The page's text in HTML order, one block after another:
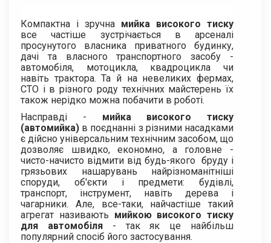
Компактна і зручна мийка високого тиску
все частіше зустрічається в арсеналі
просунутого власника приватного будинку,
дачі та власного транспортного засобу -
автомобіля, мотоцикла, квадроцикла чи
навіть трактора. Та й на невеликих фермах,
СТО і в різного роду технічних майстерень їх
також нерідко можна побачити в роботі.
Насправді - мийка високого тиску
(автомийка) в поєднанні з різними насадками
є дійсно універсальним технічним засобом, що
дозволяє швидко, економно, а головне -
чисто-начисто відмити від будь-якого бруду і
грязьових нашарувань найрізноманітніші
споруди, об'єкти і предмети: будівлі,
транспорт, інструмент, навіть дерева і
чагарники. Але, все-таки, найчастіше такий
агрегат називають мийкою високого тиску
для автомобіля- так як це найбільш
популярний спосіб його застосування.